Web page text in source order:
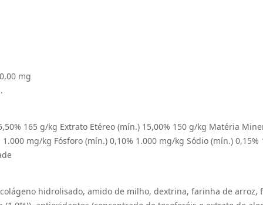
mg
165 g/kg Extrato Etéreo (mín.) 15,00% 150 g/kg Matéria
mg/kg Fósforo (mín.) 0,10% 1.000 mg/kg Sódio (mín.)
hidrolisado, amido de milho, dextrina, farinha de